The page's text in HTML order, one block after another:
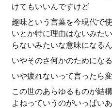
けてもいいんですけど
趣味という言葉を今現代で
いとか特に理由はないみた
らないみたいな意味になる
いやそのさ何かのためにな
いや疲れないって言ったら
この世のあらゆるものが結
よねっていうのがいっぱい